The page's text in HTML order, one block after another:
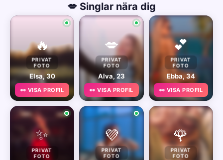
💋 Singlar nära dig
🔥
PRIVAT
FOTO
Elsa, 30
👀 VISA PROFIL
💋
PRIVAT
FOTO
Alva, 23
👀 VISA PROFIL
💕
PRIVAT
FOTO
Ebba, 34
👀 VISA PROFIL
✨
PRIVAT
FOTO
💜
PRIVAT
FOTO
🌹
PRIVAT
FOTO